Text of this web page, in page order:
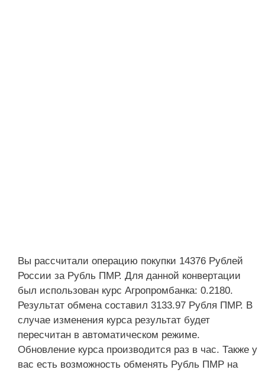
Вы рассчитали операцию покупки 14376 Рублей
России за Рубль ПМР. Для данной конвертации
был использован курс Агропромбанка: 0.2180.
Результат обмена составил 3133.97 Рубля ПМР. В
случае изменения курса результат будет
пересчитан в автоматическом режиме.
Обновление курса производится раз в час. Также у
вас есть возможность обменять Рубль ПМР на